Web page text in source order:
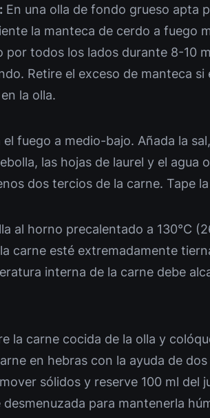
En una olla de fondo grueso apta
la manteca de cerdo a fuego
por todos los lados durante 8-10
Retire el exceso de manteca si
la olla.
el fuego a medio-bajo. Añada la
las hojas de laurel y el agua
dos tercios de la carne. Tape
al horno precalentado a 130°C
carne esté extremadamente
interna de la carne debe
la carne cocida de la olla y
en hebras con la ayuda de
sólidos y reserve 100 ml del
para mantenerla